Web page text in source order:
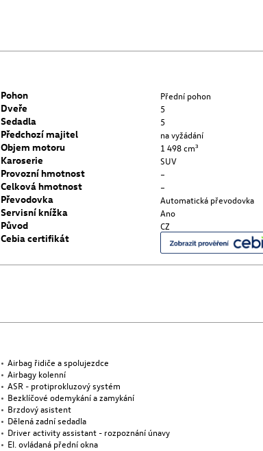
Pohon Přední pohon
Dveře 5
Sedadla 5
Předchozí majitel na vyžádání
Objem motoru 1 498 cm³
Karoserie SUV
Provozní hmotnost –
Celková hmotnost –
Převodovka Automatická převodovka
Servisní knížka Ano
Původ CZ
Cebia certifikát
Airbag řidiče a spolujezdce
Airbagy kolenní
ASR - protiprokluzový systém
Bezklíčové odemykání a zamykání
Brzdový asistent
Dělená zadní sedadla
Driver activity assistant - rozpoznání únavy
El. ovládaná přední okna